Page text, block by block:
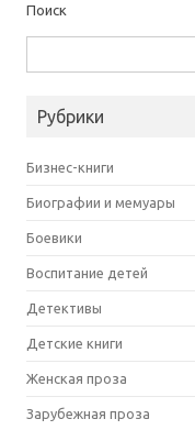
Поиск
Рубрики
Бизнес-книги
Биографии и мемуары
Боевики
Воспитание детей
Детективы
Детские книги
Женская проза
Зарубежная проза